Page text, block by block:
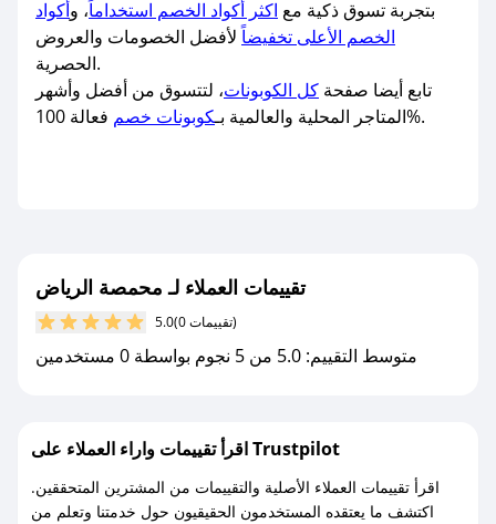
بتجربة تسوق ذكية مع اكثر أكواد الخصم استخداماً، وأكواد
الخصم الأعلى تخفيضاًلأفضل الخصومات والعروض
الحصرية.
تابع أيضا صفحة كل الكوبونات، لتتسوق من أفضل وأشهر
المتاجر المحلية والعالمية بـكوبونات خصم فعالة 100%.
تقييمات العملاء لـ محمصة الرياض
5.0 (0 تقييمات)
متوسط التقييم: 5.0 من 5 نجوم بواسطة 0 مستخدمين
اقرأ تقييمات واراء العملاء على Trustpilot
اقرأ تقييمات العملاء الأصلية والتقييمات من المشترين المتحققين.
اكتشف ما يعتقده المستخدمون الحقيقيون حول خدمتنا وتعلم من